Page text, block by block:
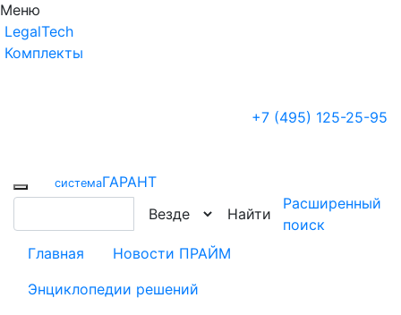
Меню
LegalTech
Комплекты
+7 (495) 125-25-95
cистемаГАРАНТ
Найти
Расширенный
поиск
Главная
Новости ПРАЙМ
Энциклопедии решений